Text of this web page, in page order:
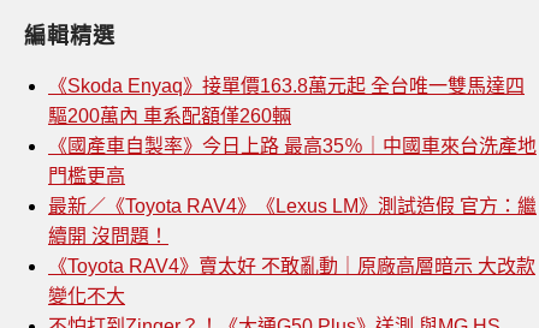
編輯精選
《Skoda Enyaq》接單價163.8萬元起 全台唯一雙馬達四
驅200萬內 車系配額僅260輛
《國產車自製率》今日上路 最高35％｜中國車來台洗產地
門檻更高
最新／《Toyota RAV4》《Lexus LM》測試造假 官方：繼
續開 沒問題！
《Toyota RAV4》賣太好 不敢亂動｜原廠高層暗示 大改款
變化不大